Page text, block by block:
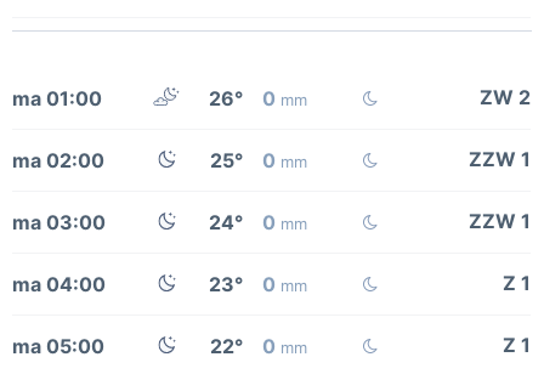
ma 01:00 26° 0 mm ZW 2
ma 02:00 25° 0 mm ZZW 1
ma 03:00 24° 0 mm ZZW 1
ma 04:00 23° 0 mm Z 1
ma 05:00 22° 0 mm Z 1